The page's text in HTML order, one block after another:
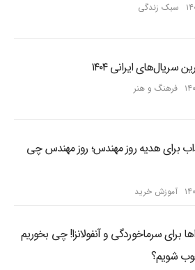
سبک زندگی
سریال‌های ایرانی ۱۴۰۴
فرهنگ و هنر
برای هدیه روز مهندس؛ روز مهندس چی
آموزش خرید
برای سرماخوردگی و آنفولانزا! چی بخوریم
شویم؟